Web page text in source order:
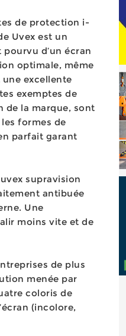
de protection i-
Uvex est un
d’un écran
optimale, même
excellente
exemptes de
de la marque, sont
formes de
parfait garant
supravision
antibuée
Une
moins vite et de
de plus
menée par
coloris de
(incolore,